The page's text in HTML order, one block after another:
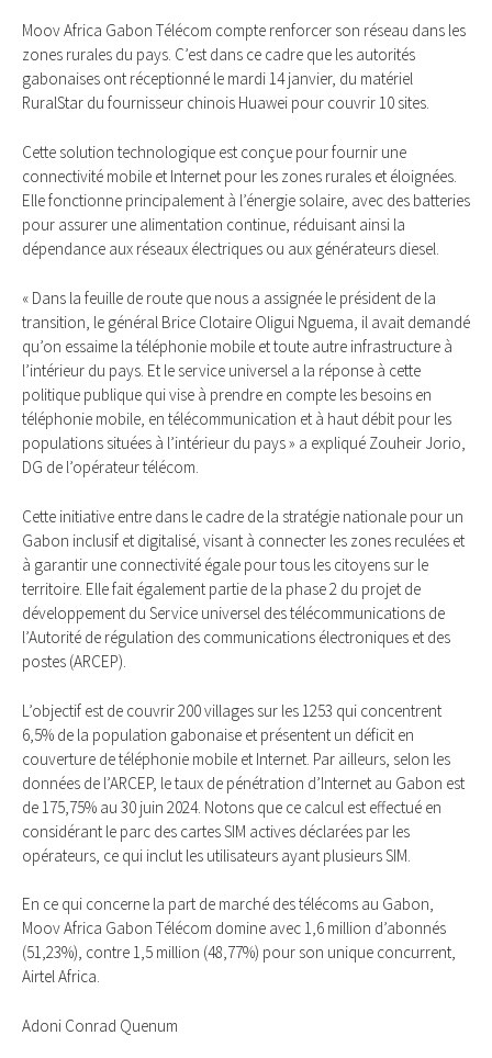
Moov Africa Gabon Télécom compte renforcer son réseau dans les
zones rurales du pays. C’est dans ce cadre que les autorités
gabonaises ont réceptionné le mardi 14 janvier, du matériel
RuralStar du fournisseur chinois Huawei pour couvrir 10 sites.
Cette solution technologique est conçue pour fournir une
connectivité mobile et Internet pour les zones rurales et éloignées.
Elle fonctionne principalement à l’énergie solaire, avec des batteries
pour assurer une alimentation continue, réduisant ainsi la
dépendance aux réseaux électriques ou aux générateurs diesel.
« Dans la feuille de route que nous a assignée le président de la
transition, le général Brice Clotaire Oligui Nguema, il avait demandé
qu’on essaime la téléphonie mobile et toute autre infrastructure à
l’intérieur du pays. Et le service universel a la réponse à cette
politique publique qui vise à prendre en compte les besoins en
téléphonie mobile, en télécommunication et à haut débit pour les
populations situées à l’intérieur du pays » a expliqué Zouheir Jorio,
DG de l’opérateur télécom.
Cette initiative entre dans le cadre de la stratégie nationale pour un
Gabon inclusif et digitalisé, visant à connecter les zones reculées et
à garantir une connectivité égale pour tous les citoyens sur le
territoire. Elle fait également partie de la phase 2 du projet de
développement du Service universel des télécommunications de
l’Autorité de régulation des communications électroniques et des
postes (ARCEP).
L’objectif est de couvrir 200 villages sur les 1253 qui concentrent
6,5% de la population gabonaise et présentent un déficit en
couverture de téléphonie mobile et Internet. Par ailleurs, selon les
données de l’ARCEP, le taux de pénétration d’Internet au Gabon est
de 175,75% au 30 juin 2024. Notons que ce calcul est effectué en
considérant le parc des cartes SIM actives déclarées par les
opérateurs, ce qui inclut les utilisateurs ayant plusieurs SIM.
En ce qui concerne la part de marché des télécoms au Gabon,
Moov Africa Gabon Télécom domine avec 1,6 million d’abonnés
(51,23%), contre 1,5 million (48,77%) pour son unique concurrent,
Airtel Africa.
Adoni Conrad Quenum